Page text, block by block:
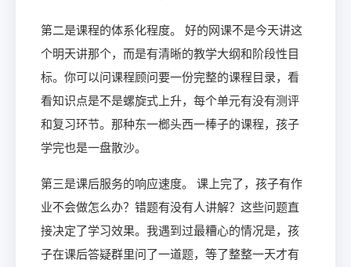
第二是课程的体系化程度。 好的网课不是今天讲这
个明天讲那个，而是有清晰的教学大纲和阶段性目
标。你可以问课程顾问要一份完整的课程目录，看
看知识点是不是螺旋式上升，每个单元有没有测评
和复习环节。那种东一榔头西一棒子的课程，孩子
学完也是一盘散沙。
第三是课后服务的响应速度。 课上完了，孩子有作
业不会做怎么办？错题有没有人讲解？这些问题直
接决定了学习效果。我遇到过最糟心的情况是，孩
子在课后答疑群里问了一道题，等了整整一天才有